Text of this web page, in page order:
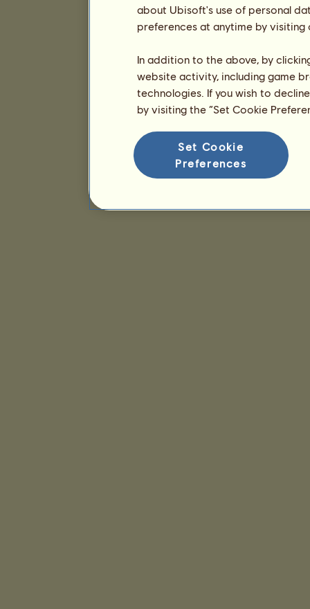
about Ubisoft's use of personal
preferences at anytime by
In addition to the above, by
website activity, including game
technologies. If you wish to
by visiting the “Set Cookie
Set Cookie
Preferences